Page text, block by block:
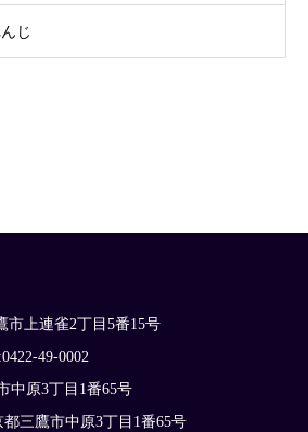
じ
上連雀2丁目5番15号
49-0002
中原3丁目1番65号
三鷹市中原3丁目1番65号